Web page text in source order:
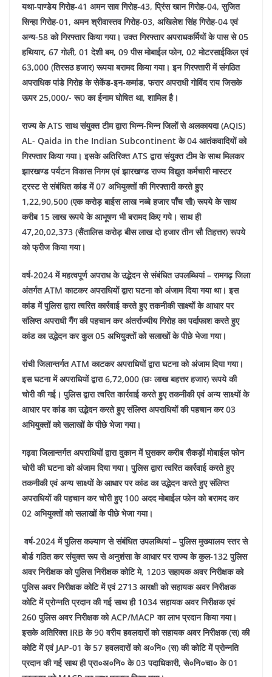
यथा-पाण्डेय गिरोह-41 अमन साव गिरोह-43, प्रिंस खान गिरोह-04, सुजित
सिन्हा गिरोह-01, अमन श्रीवास्तव गिरोह-03, अखिलेश सिंह गिरोह-04 एवं
अन्य-58 को गिरफ्तार किया गया। उक्त गिरफ्तार अपराधकर्मियों के पास से 05
हथियार, 67 गोली, 01 देशी बम, 09 पीस मोबाईल फोन, 02 मोटरसाईकिल एवं
63,000 (तिरसठ हजार) रूपया बरामद किया गया। इन गिरफ्तारी में संगठित
अपराधिक पांडे गिरोह के सेकेंड-इन-कमांड, फरार अपराधी गोविंद राय जिसके
ऊपर 25,000/- रू0 का ईनाम घोषित था, शामिल है।
राज्य के ATS साथ संयुक्त टीम द्वारा भिन्न-भिन्न जिलों से अलकायदा (AQIS)
AL- Qaida in the Indian Subcontinent के 04 आतंकवादियों को
गिरफ्तार किया गया। इसके अतिरिक्त ATS द्वारा संयुक्त टीम के साथ मिलकर
झारखण्ड पर्यटन विकास निगम एवं झारखण्ड राज्य विद्युत कर्मचारी मास्टर
ट्रस्ट से संबंधित कांड में 07 अभियुक्तों की गिरफ्तारी करते हुए
1,22,90,500 (एक करोड़ बाईस लाख नब्बे हजार पाँच सौ) रूपये के साथ
करीब 15 लाख रूपये के आभूषण भी बरामद किए गये। साथ ही
47,20,02,373 (सैंतालिस करोड़ बीस लाख दो हजार तीन सौ तिहत्तर) रूपये
को फ्रीज किया गया।
वर्ष-2024 में महत्वपूर्ण अपराध के उद्भेदन से संबंधित उपलब्धियां –रामगढ़ जिला
अंतर्गत ATM काटकर अपराधियों द्वारा घटना को अंजाम दिया गया था। इस
कांड में पुलिस द्वारा त्वरित कार्रवाई करते हुए तकनीकी साक्ष्यों के आधार पर
संलिप्त अपराधी गैंग की पहचान कर अंतर्राज्यीय गिरोह का पर्दाफाश करते हुए
कांड का उद्भेदन कर कुल 05 अभियुक्तों को सलाखों के पीछे भेजा गया।
रांची जिलान्तर्गत ATM काटकर अपराधियों द्वारा घटना को अंजाम दिया गया।
इस घटना में अपराधियों द्वारा 6,72,000 (छः लाख बहत्तर हजार) रूपये की
चोरी की गई। पुलिस द्वारा त्वरित कार्रवाई करते हुए तकनीकी एवं अन्य साक्ष्यों के
आधार पर कांड का उद्भेदन करते हुए संलिप्त अपराधियों की पहचान कर 03
अभियुक्तों को सलाखों के पीछे भेजा गया।
गढ़वा जिलान्तर्गत अपराधियों द्वारा दुकान में घुसकर करीब सैकड़ों मोबाईल फोन
चोरी की घटना को अंजाम दिया गया। पुलिस द्वारा त्वरित कार्रवाई करते हुए
तकनीकी एवं अन्य साक्ष्यों के आधार पर कांड का उद्भेदन करते हुए संलिप्त
अपराधियों की पहचान कर चोरी हुए 100 अदद मोबाईल फोन को बरामद कर
02 अभियुक्तों को सलाखों के पीछे भेजा गया।
वर्ष-2024 में पुलिस कल्याण से संबंधित उपलब्धियां –पुलिस मुख्यालय स्तर से
बोर्ड गठित कर संयुक्त रूप से अनुशंसा के आधार पर राज्य के कुल-132 पुलिस
अवर निरीक्षक को पुलिस निरीक्षक कोटि मे, 1203 सहायक अवर निरीक्षक को
पुलिस अवर निरीक्षक कोटि में एवं 2713 आरक्षी को सहायक अवर निरीक्षक
कोटि में प्रोन्नति प्रदान की गई साथ ही 1034 सहायक अवर निरीक्षक एवं
260 पुलिस अवर निरीक्षक को ACP/MACP का लाभ प्रदान किया गया।
इसके अतिरिक्त IRB के 90 वरीय हवलदारों को सहायक अवर निरीक्षक (स) की
कोटि में एवं JAP-01 के 57 हवलदारों को अ०नि० (स) की कोटि में प्रोन्नति
प्रदान की गई साथ ही प्रा०अ०नि० के 03 पदाधिकारी, से०नि०चा० के 01